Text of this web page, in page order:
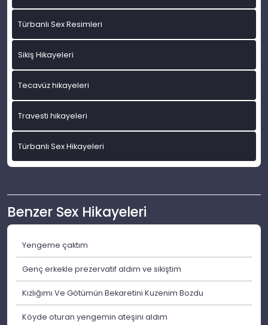
Türbanlı Sex Resimleri
Sikiş Hikayeleri
Tecavüz hikayeleri
Travesti hikayeleri
Türbanlı Sex Hikayeleri
Benzer Sex Hikayeleri
Yengeme çaktım
Genç erkekle prezervatif aldım ve sikiştim
Kızlığımı Ve Götümün Bekaretini Kuzenim Bozdu
Köyde oturan yengemin ateşini aldım